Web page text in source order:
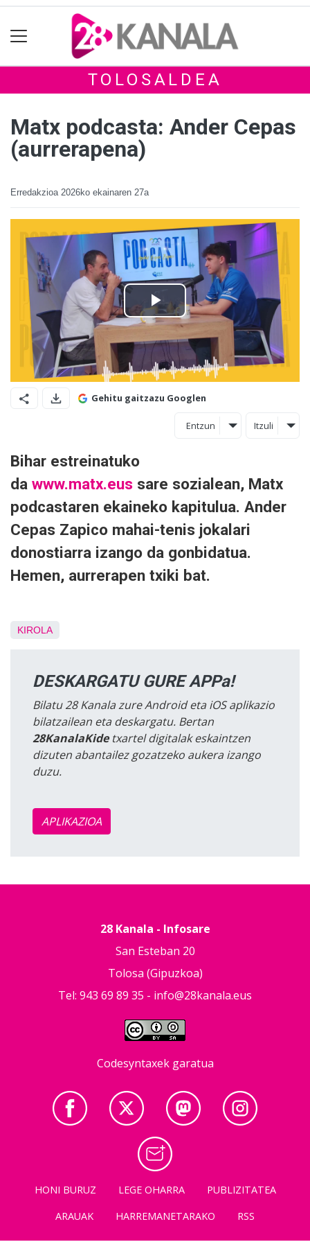
TOLOSALDEA
Matx podcasta: Ander Cepas
(aurrerapena)
Erredakzioa 2026ko ekainaren 27a
Gehitu gaitzazu Googlen
Entzun Itzuli
Bihar estreinatuko
da www.matx.eus sare sozialean, Matx
podcastaren ekaineko kapitulua. Ander
Cepas Zapico mahai-tenis jokalari
donostiarra izango da gonbidatua.
Hemen, aurrerapen txiki bat.
KIROLA
DESKARGATU GURE APPa!
Bilatu 28 Kanala zure Android eta iOS aplikazio
bilatzailean eta deskargatu. Bertan
28KanalaKidetxartel digitalak eskaintzen
dizuten abantailez gozatzeko aukera izango
duzu.
APLIKAZIOA
28 Kanala - Infosare
San Esteban 20
Tolosa (Gipuzkoa)
Tel: 943 69 89 35 - info@28kanala.eus
Codesyntaxek garatua
HONI BURUZ LEGE OHARRA
PUBLIZITATEA
ARAUAK
HARREMANETARAKO RSS